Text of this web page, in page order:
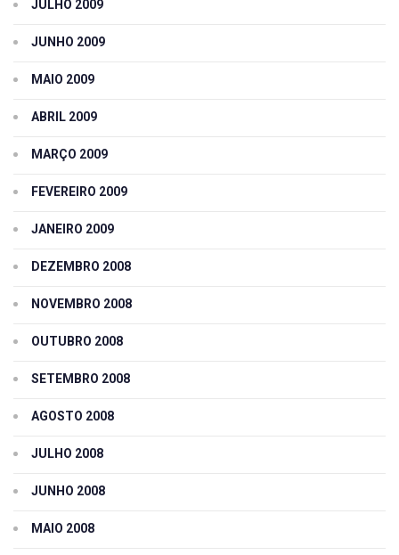
JULHO 2009
JUNHO 2009
MAIO 2009
ABRIL 2009
MARÇO 2009
FEVEREIRO 2009
JANEIRO 2009
DEZEMBRO 2008
NOVEMBRO 2008
OUTUBRO 2008
SETEMBRO 2008
AGOSTO 2008
JULHO 2008
JUNHO 2008
MAIO 2008